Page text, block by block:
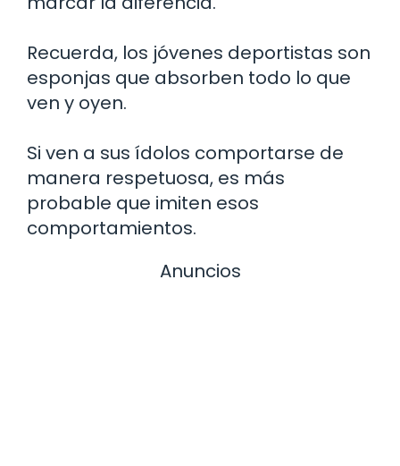
Recuerda, los jóvenes deportistas son
esponjas que absorben todo lo que
ven y oyen.
Si ven a sus ídolos comportarse de
manera respetuosa, es más
probable que imiten esos
comportamientos.
Anuncios